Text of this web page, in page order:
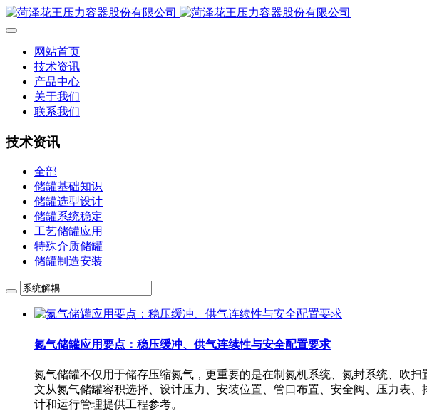
网站首页
技术资讯
产品中心
关于我们
联系我们
技术资讯
全部
储罐基础知识
储罐选型设计
储罐系统稳定
工艺储罐应用
特殊介质储罐
储罐制造安装
氮气储罐应用要点：稳压缓冲、供气连续性与安全配置要求
氮气储罐不仅用于储存压缩氮气，更重要的是在制氮机系统、氮封系统、吹
文从氮气储罐容积选择、设计压力、安装位置、管口布置、安全阀、压力表
计和运行管理提供工程参考。